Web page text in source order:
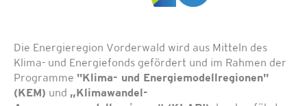
Die Energieregion Vorderwald wird aus Mitteln des
Klima- und Energiefonds gefördert und im Rahmen der
Programme "Klima- und Energiemodellregionen"
(KEM) und „Klimawandel-